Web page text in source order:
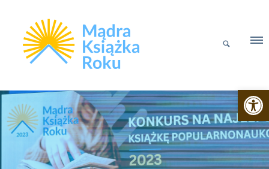
Otwórz